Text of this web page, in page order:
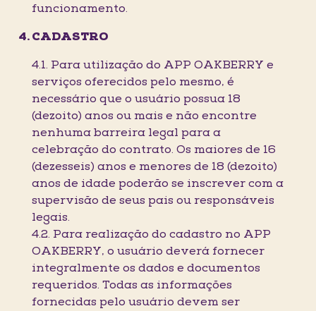
funcionamento.
CADASTRO
4.1. Para utilização do APP OAKBERRY e
serviços oferecidos pelo mesmo, é
necessário que o usuário possua 18
(dezoito) anos ou mais e não encontre
nenhuma barreira legal para a
celebração do contrato. Os maiores de 16
(dezesseis) anos e menores de 18 (dezoito)
anos de idade poderão se inscrever com a
supervisão de seus pais ou responsáveis
legais.
4.2. Para realização do cadastro no APP
OAKBERRY, o usuário deverá fornecer
integralmente os dados e documentos
requeridos. Todas as informações
fornecidas pelo usuário devem ser